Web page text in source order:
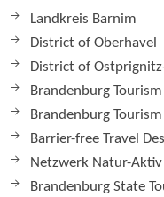
Landkreis Barnim
District of Oberhavel
District of
Brandenburg Tourism
Brandenburg
Barrier-free Travel
Netzwerk Natur-
Brandenburg State